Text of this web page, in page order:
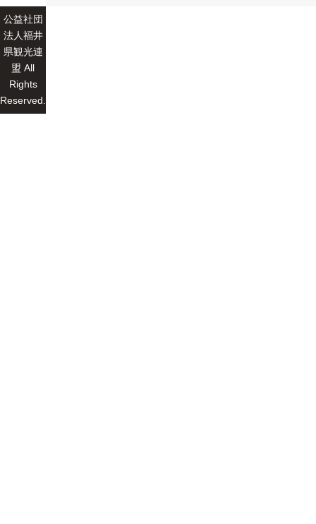
公益社団
法人福井
県観光連
盟 All
Rights
Reserved.